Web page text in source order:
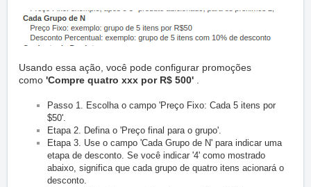
Usando essa ação, você pode configurar promoções
como 'Compre quatro xxx por R$ 500'
Passo 1. Escolha o campo 'Preço Fixo: Cada 5 itens por
$50'.
Etapa 2. Defina o 'Preço final para o grupo'.
Etapa 3. Use o campo 'Cada Grupo de N' para indicar uma
etapa de desconto. Se você indicar '4' como mostrado
abaixo, significa que cada grupo de quatro itens acionará o
desconto.